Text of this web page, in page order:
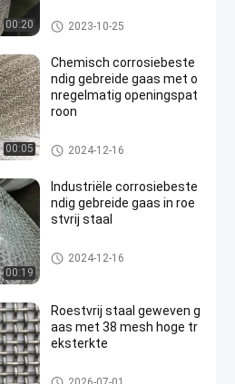
00:20
Roestvrij staal Gebreid Draadn
etwerk
2023-10-25
00:05
Chemisch corrosiebeste
ndig gebreide gaas met o
nregelmatig openingspat
roon
Roestvrij staal Gebreid Draadn
etwerk
2024-12-16
00:19
Industriële corrosiebeste
ndig gebreide gaas in roe
stvrij staal
Roestvrij staal Gebreid Draadn
etwerk
2024-12-16
Roestvrij staal geweven g
aas met 38 mesh hoge tr
eksterkte
ss geweven draadnetwerk